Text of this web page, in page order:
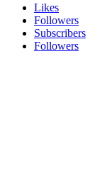
Likes
Followers
Subscribers
Followers